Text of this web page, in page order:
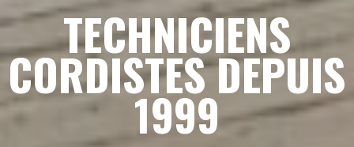
TECHNICIENS
CORDISTES DEPUIS
1999